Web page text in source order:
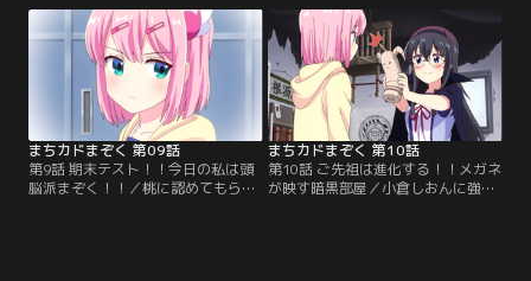
です！！」清子の申し渡しで喜びを
分かち合う吉田家。しかし、一得一
失。魔力が減少した桃との約束で町
を守るのを手伝うことになったシャ
ミ子の修行は一段と厳しくなり、そ
して、新たな刺客も--！？【提供：
バンダイチャンネル】
ち解けるシャミ子。そして、ミカン
も加えたある日の放課後トレーニン
グの最中、いつにも増して強引な桃
に尻込みしながらも、ミカンが漏ら
した桃の秘密を聞いたシャミ子の心
に、ある思いが…。【提供：バンダ
イチャンネル】
まちカドまぞく 第09話
第9話 期末テスト！！今日の私は頭
脳派まぞく！！／桃に認めてもらい
まちカドまぞく 第10話
第10話 ご先祖は進化する！！メガネ
が映す暗黒部屋／小倉しおんに強引